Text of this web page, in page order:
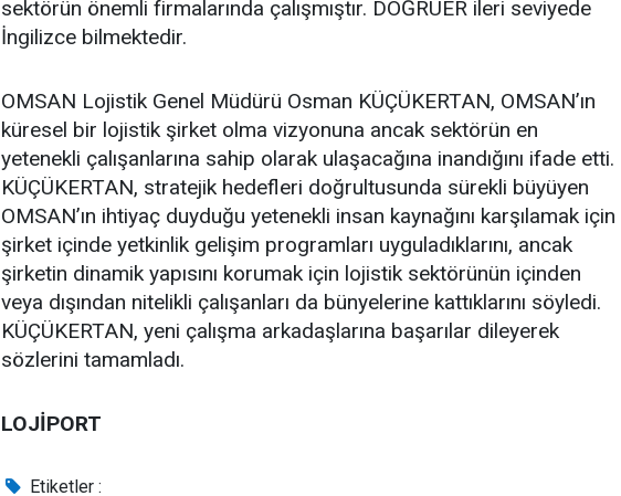
sektörün önemli firmalarında çalışmıştır. DOĞRUER ileri seviyede
İngilizce bilmektedir.
OMSAN Lojistik Genel Müdürü Osman KÜÇÜKERTAN, OMSAN’ın
küresel bir lojistik şirket olma vizyonuna ancak sektörün en
yetenekli çalışanlarına sahip olarak ulaşacağına inandığını ifade etti.
KÜÇÜKERTAN, stratejik hedefleri doğrultusunda sürekli büyüyen
OMSAN’ın ihtiyaç duyduğu yetenekli insan kaynağını karşılamak için
şirket içinde yetkinlik gelişim programları uyguladıklarını, ancak
şirketin dinamik yapısını korumak için lojistik sektörünün içinden
veya dışından nitelikli çalışanları da bünyelerine kattıklarını söyledi.
KÜÇÜKERTAN, yeni çalışma arkadaşlarına başarılar dileyerek
sözlerini tamamladı.
LOJİPORT
Etiketler :